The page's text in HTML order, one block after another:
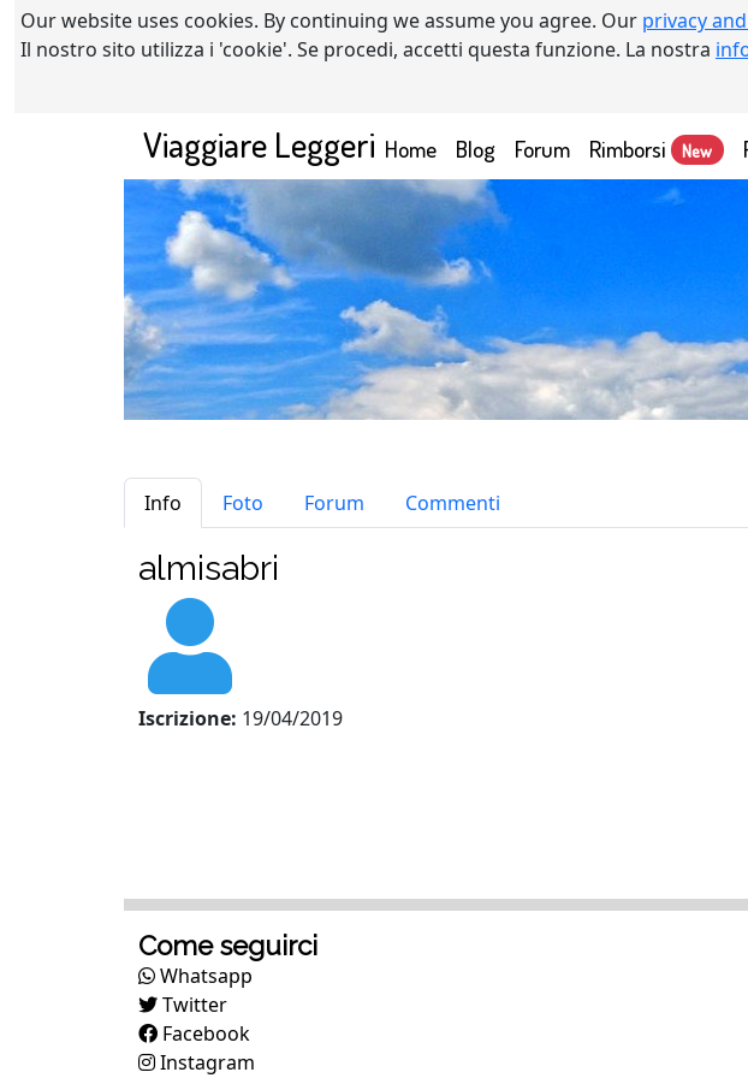
Our website uses cookies. By continuing we assume you agree. Our privacy
Il nostro sito utilizza i 'cookie'. Se procedi, accetti questa funzione. La nostra
Viaggiare Leggeri Home(current)
Blog Forum Rimborsi New
Info Foto Forum Commenti
almisabri
Iscrizione: 19/04/2019
Come seguirci
Whatsapp
Twitter
Facebook
Instagram